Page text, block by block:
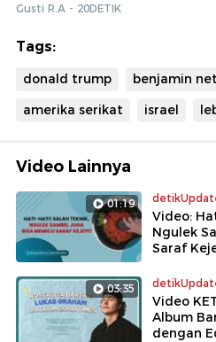
menyebutnya "gila". Ia
terganggu.
Gusti R.A - 20DETIK
Tags:
donald trump benjamin
amerika serikat
israel
Video Lainnya
01:19
Video:
Ngulek
Saraf
03:35
Video
Album
dengan